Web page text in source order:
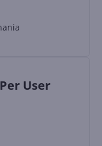
User